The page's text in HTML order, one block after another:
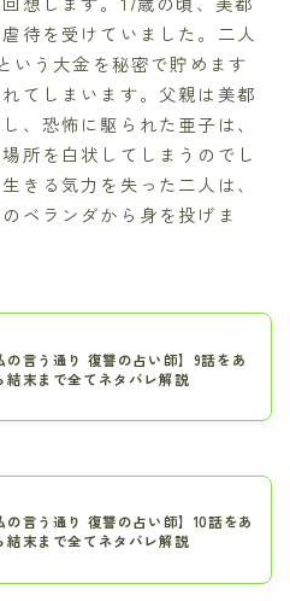
待を受けていました。二人
いう大金を秘密で貯めます
てしまいます。父親は美都
、恐怖に駆られた亜子は、
所を白状してしまうのでし
きる気力を失った二人は、
ベランダから身を投げま
の言う通り 復讐の占い師】9話をあ
結末まで全てネタバレ解説
の言う通り 復讐の占い師】10話をあ
結末まで全てネタバレ解説